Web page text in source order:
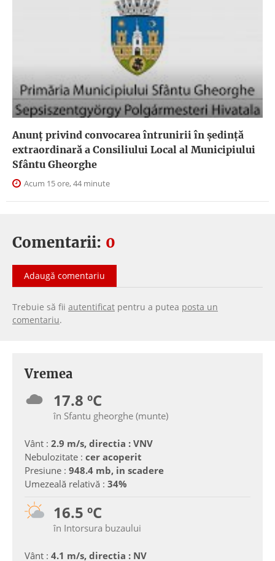
Anunţ privind convocarea întrunirii în şedinţă
extraordinară a Consiliului Local al Municipiului
Sfântu Gheorghe
Acum 15 ore, 44 minute
Comentarii: 0
Adaugă comentariu
Trebuie să fii autentificat pentru a putea posta un
comentariu.
Vremea
17.8 ºC
în Sfantu gheorghe (munte)
Vânt : 2.9 m/s, directia : VNV
Nebulozitate : cer acoperit
Presiune : 948.4 mb, in scadere
Umezeală relativă : 34%
16.5 ºC
în Intorsura buzaului
Vânt : 4.1 m/s, directia : NV